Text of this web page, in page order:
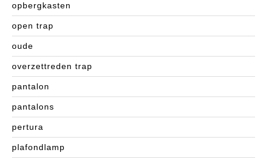
opbergkasten
open trap
oude
overzettreden trap
pantalon
pantalons
pertura
plafondlamp